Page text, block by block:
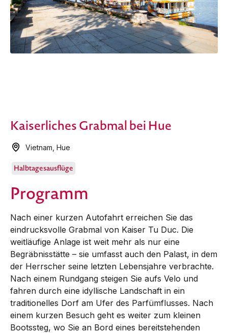
Kaiserliches Grabmal bei Hue
Vietnam ,Hue
Halbtagesausflüge
Programm
Nach einer kurzen Autofahrt erreichen Sie das
eindrucksvolle Grabmal von Kaiser Tu Duc. Die
weitläufige Anlage ist weit mehr als nur eine
Begräbnisstätte – sie umfasst auch den Palast, in dem
der Herrscher seine letzten Lebensjahre verbrachte.
Nach einem Rundgang steigen Sie aufs Velo und
fahren durch eine idyllische Landschaft in ein
traditionelles Dorf am Ufer des Parfümflusses. Nach
einem kurzen Besuch geht es weiter zum kleinen
Bootssteg, wo Sie an Bord eines bereitstehenden